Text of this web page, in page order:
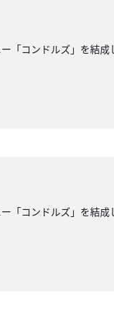
「コンドルズ」を結
「コンドルズ」を結